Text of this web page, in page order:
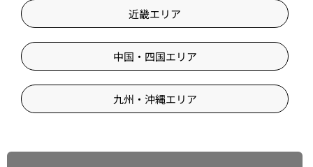
近畿エリア
中国・四国エリア
九州・沖縄エリア